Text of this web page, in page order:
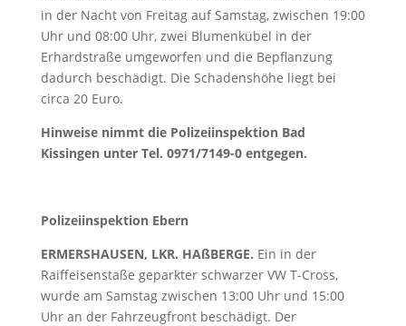
in der Nacht von Freitag auf Samstag, zwischen 19:00
Uhr und 08:00 Uhr, zwei Blumenkübel in der
Erhardstraße umgeworfen und die Bepflanzung
dadurch beschädigt. Die Schadenshöhe liegt bei
circa 20 Euro.
Hinweise nimmt die Polizeiinspektion Bad
Kissingen unter Tel. 0971/7149-0 entgegen.
Polizeiinspektion Ebern
ERMERSHAUSEN, LKR. HAßBERGE. Ein in der
Raiffeisenstaße geparkter schwarzer VW T-Cross,
wurde am Samstag zwischen 13:00 Uhr und 15:00
Uhr an der Fahrzeugfront beschädigt. Der